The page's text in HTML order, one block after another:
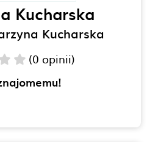
Kucharska
Kucharska
(0 opinii)